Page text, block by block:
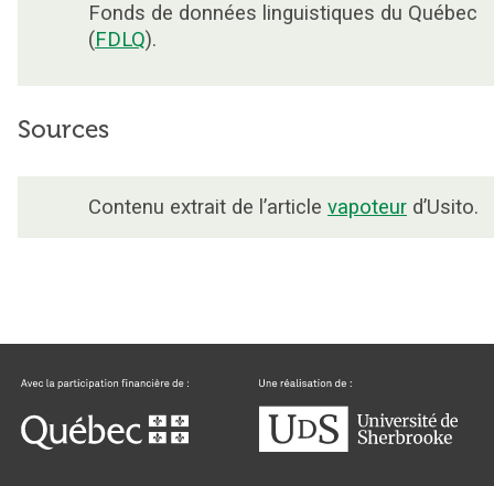
Fonds de données linguistiques du Québec
(FDLQ).
Sources
Contenu extrait de l’article vapoteur d’Usito.